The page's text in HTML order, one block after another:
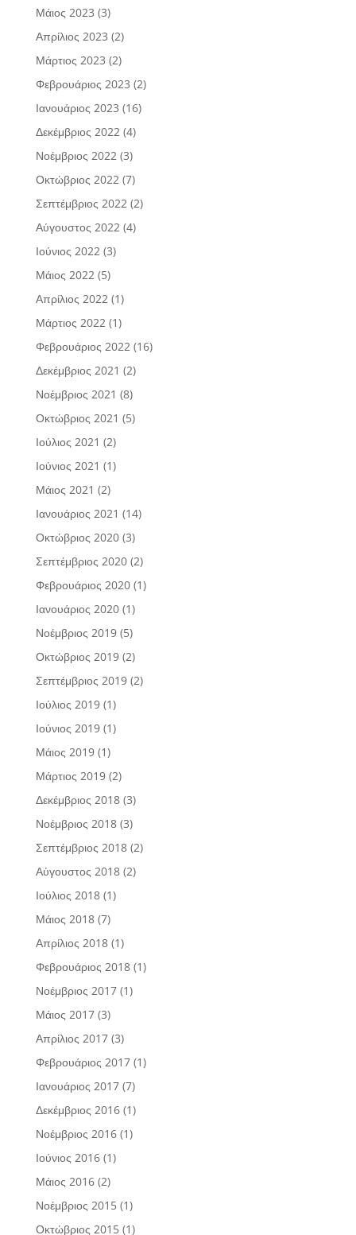
Μάιος 2023 (3)
Απρίλιος 2023 (2)
Μάρτιος 2023 (2)
Φεβρουάριος 2023 (2)
Ιανουάριος 2023 (16)
Δεκέμβριος 2022(4)
Νοέμβριος 2022(3)
Οκτώβριος 2022(7)
Σεπτέμβριος 2022(2)
Αύγουστος 2022(4)
Ιούνιος 2022(3)
Μάιος 2022(5)
Απρίλιος 2022(1)
Μάρτιος 2022(1)
Φεβρουάριος 2022(16)
Δεκέμβριος 2021 (2)
Νοέμβριος 2021 (8)
Οκτώβριος 2021 (5)
Ιούλιος 2021 (2)
Ιούνιος 2021 (1)
Μάιος 2021 (2)
Ιανουάριος 2021 (14)
Οκτώβριος 2020(3)
Σεπτέμβριος 2020(2)
Φεβρουάριος 2020(1)
Ιανουάριος 2020(1)
Νοέμβριος 2019(5)
Οκτώβριος 2019(2)
Σεπτέμβριος 2019(2)
Ιούλιος 2019(1)
Ιούνιος 2019(1)
Μάιος 2019(1)
Μάρτιος 2019(2)
Δεκέμβριος 2018(3)
Νοέμβριος 2018(3)
Σεπτέμβριος 2018(2)
Αύγουστος 2018(2)
Ιούλιος 2018(1)
Μάιος 2018(7)
Απρίλιος 2018(1)
Φεβρουάριος 2018(1)
Νοέμβριος 2017(1)
Μάιος 2017(3)
Απρίλιος 2017(3)
Φεβρουάριος 2017(1)
Ιανουάριος 2017(7)
Δεκέμβριος 2016(1)
Νοέμβριος 2016(1)
Ιούνιος 2016(1)
Μάιος 2016(2)
Νοέμβριος 2015(1)
Οκτώβριος 2015(1)